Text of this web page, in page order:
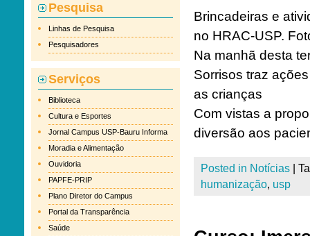
Pesquisa
Linhas de Pesquisa
Pesquisadores
Serviços
Biblioteca
Cultura e Esportes
Jornal Campus USP-Bauru Informa
Moradia e Alimentação
Ouvidoria
PAPFE-PRIP
Plano Diretor do Campus
Portal da Transparência
Saúde
Brincadeiras e
no HRAC-USP.
Na manhã desta
Sorrisos traz
as crianças
Com vistas a
diversão aos
Posted in Notícias
humanização, usp